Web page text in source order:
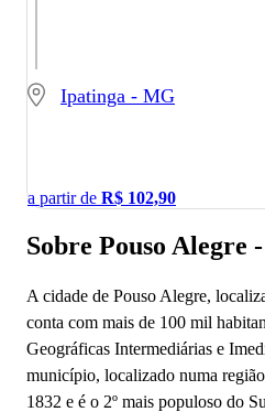
Ipatinga - MG
a partir de R$ 102,90
Sobre Pouso Alegre
A cidade de Pouso Alegre,
conta com mais de 100 mil
Geográficas Intermediárias e
município, localizado numa
1832 e é o 2º mais populoso do